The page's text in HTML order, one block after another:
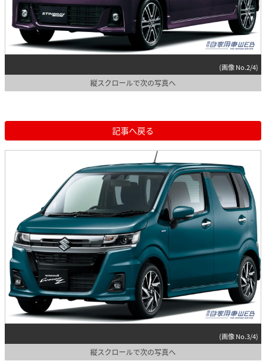
(画像 No.2/4)
縦スクロールで次の写真へ
記事へ戻る
(画像 No.3/4)
縦スクロールで次の写真へ